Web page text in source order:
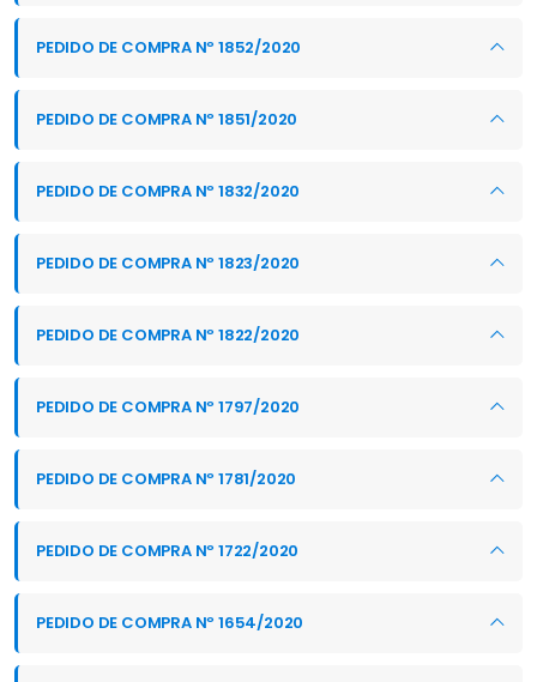
PEDIDO DE COMPRA Nº 1852/2020
PEDIDO DE COMPRA Nº 1851/2020
PEDIDO DE COMPRA Nº 1832/2020
PEDIDO DE COMPRA Nº 1823/2020
PEDIDO DE COMPRA Nº 1822/2020
PEDIDO DE COMPRA Nº 1797/2020
PEDIDO DE COMPRA Nº 1781/2020
PEDIDO DE COMPRA Nº 1722/2020
PEDIDO DE COMPRA Nº 1654/2020